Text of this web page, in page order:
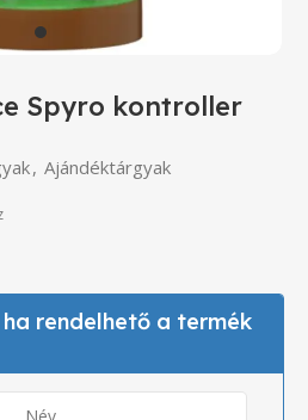
Spyro kontroller
, Ajándéktárgyak
rendelhető a termék